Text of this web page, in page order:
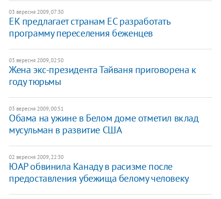
03 вересня 2009, 07:30
ЕК предлагает странам ЕС разработать
программу переселения беженцев
03 вересня 2009, 02:50
Жена экс-президента Тайваня приговорена к
году тюрьмы
03 вересня 2009, 00:51
Обама на ужине в Белом доме отметил вклад
мусульман в развитие США
02 вересня 2009, 22:30
ЮАР обвинила Канаду в расизме после
предоставления убежища белому человеку